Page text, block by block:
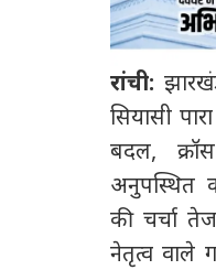
रांची:
सियासी
बदल,
अनुपस्थित
की चर्चा
नेतृत्व वाले